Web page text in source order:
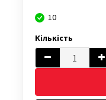
10
Кількість